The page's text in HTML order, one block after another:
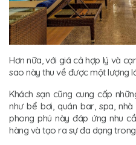
Hơn nữa, với giá cả hợp lý và
sao này thu về được một lượng
Khách sạn cũng cung cấp
như bể bơi, quán bar, spa,
phong phú này đáp ứng nhu
hàng và tạo ra sự đa dạng